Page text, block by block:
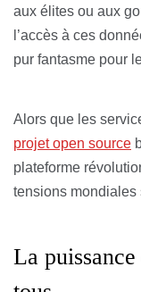
aux élites ou aux
l’accès à ces
pur fantasme pour
Alors que les
projet open source
plateforme
tensions mondiales
La